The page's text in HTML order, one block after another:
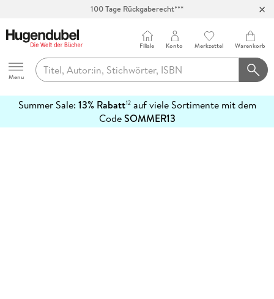
100 Tage Rückgaberecht***
Hugendubel
Menu
Filiale Konto Merkzettel Warenkorb
Summer Sale: 13% Rabatt12auf viele Sortimente mit dem
CodeSOMMER13
erfahren